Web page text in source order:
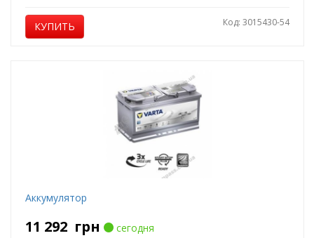
КУПИТЬ Код: 3015430-54
Аккумулятор
11 292 грн
сегодня